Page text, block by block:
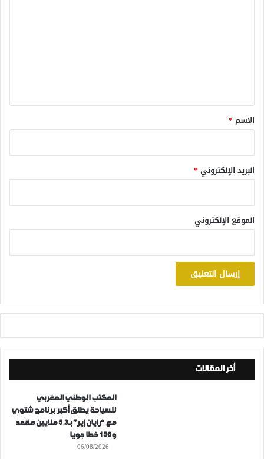
*
الاسم *
البريد الإلكتروني *
الموقع الإلكتروني
أخر المقالات
المكتب الوطني المغربي
للسياحة يطلق أكبر برنامج شتوي
مع “رايان إير” بـ5.3 ملايين مقعد
و156 خطا جويا
06/08/2026